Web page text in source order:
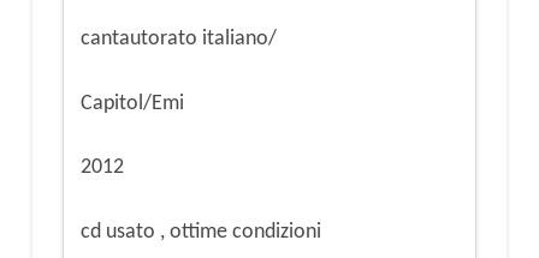
cantautorato italiano/
Capitol/Emi
2012
cd usato , ottime condizioni